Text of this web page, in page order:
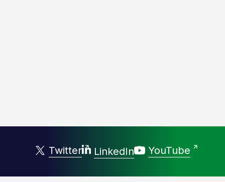
Twitter LinkedIn YouTube